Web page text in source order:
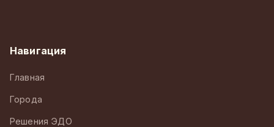
Навигация
Главная
Города
Решения ЭДО